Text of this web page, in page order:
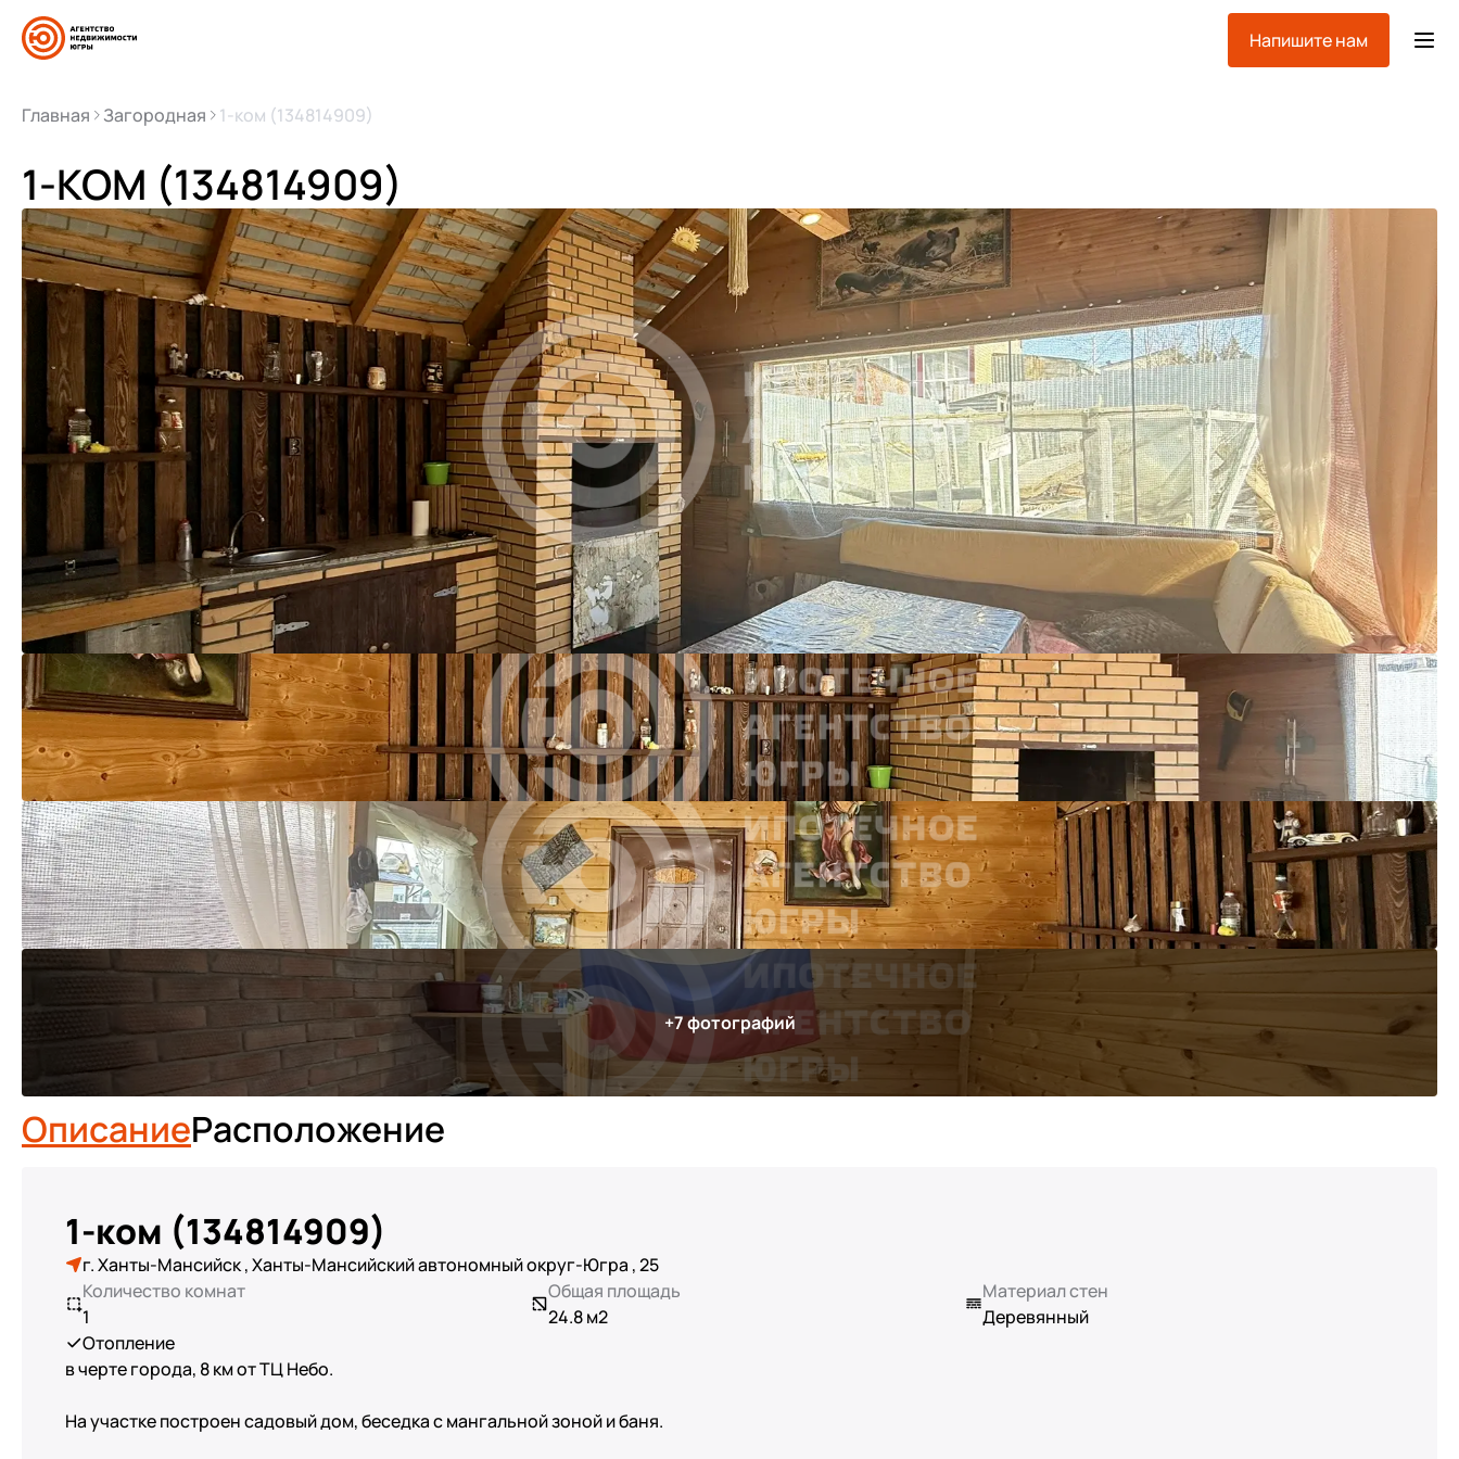
Напишите нам
Главная Загородная 1-ком (134814909)
1-КОМ (134814909)
ОписаниеРасположение
1-ком (134814909)
г. Ханты-Мансийск , Ханты-Мансийский автономный округ-Югра , 25
Количество комнат
1
Общая площадь
24.8 м2
Материал стен
Деревянный
Отопление
в черте города, 8 км от ТЦ Небо.
На участке построен садовый дом, беседка с мангальной зоной и баня.